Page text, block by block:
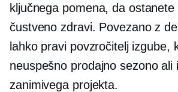
ključnega pomena, da ostanete
čustveno zdravi. Povezano z
lahko pravi povzročitelj izgube,
neuspešno prodajno sezono ali
zanimivega projekta.